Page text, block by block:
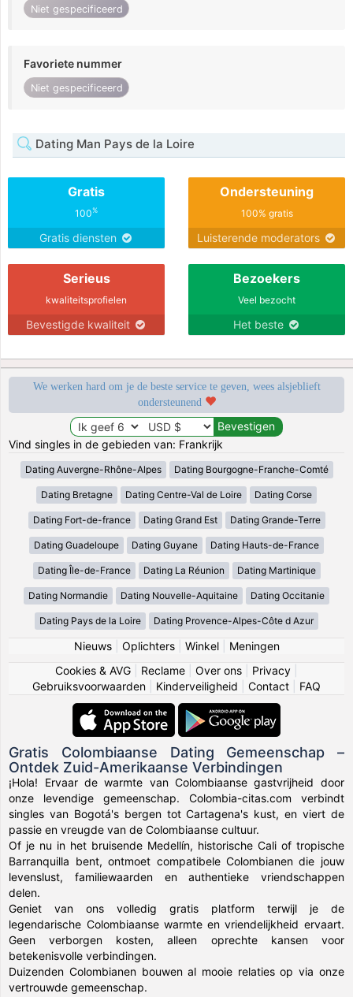
Niet gespecificeerd
Favoriete nummer
Niet gespecificeerd
Dating Man Pays de la Loire
Gratis
100%
Gratis diensten
Ondersteuning
100% gratis
Luisterende moderators
Serieus
kwaliteitsprofielen
Bevestigde kwaliteit
Bezoekers
Veel bezocht
Het beste
We werken hard om je de beste service te geven, wees alsjeblieft
ondersteunend
Vind singles in de gebieden van: Frankrijk
Dating Auvergne-Rhône-Alpes Dating Bourgogne-Franche-Comté
Dating Bretagne Dating Centre-Val de Loire Dating Corse
Dating Fort-de-france Dating Grand Est Dating Grande-Terre
Dating Guadeloupe Dating Guyane Dating Hauts-de-France
Dating Île-de-France Dating La Réunion Dating Martinique
Dating Normandie Dating Nouvelle-Aquitaine Dating Occitanie
Dating Pays de la Loire Dating Provence-Alpes-Côte d Azur
Nieuws| Oplichters| Winkel| Meningen
Cookies & AVG
Reclame Over ons Privacy
Gebruiksvoorwaarden
Kinderveiligheid Contact FAQ
Gratis Colombiaanse Dating Gemeenschap –
Ontdek Zuid-Amerikaanse Verbindingen
¡Hola! Ervaar de warmte van Colombiaanse gastvrijheid door
onze levendige gemeenschap. Colombia-citas.com verbindt
singles van Bogotá's bergen tot Cartagena's kust, en viert de
passie en vreugde van de Colombiaanse cultuur.
Of je nu in het bruisende Medellín, historische Cali of tropische
Barranquilla bent, ontmoet compatibele Colombianen die jouw
levenslust, familiewaarden en authentieke vriendschappen
delen.
Geniet van ons volledig gratis platform terwijl je de
legendarische Colombiaanse warmte en vriendelijkheid ervaart.
Geen verborgen kosten, alleen oprechte kansen voor
betekenisvolle verbindingen.
Duizenden Colombianen bouwen al mooie relaties op via onze
vertrouwde gemeenschap.